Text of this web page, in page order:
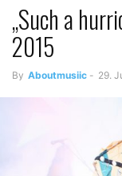
„Such a
2015
By Aboutmusiic - 29.